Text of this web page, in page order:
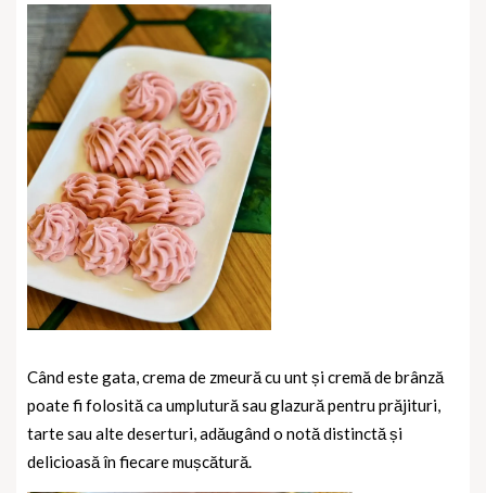
Când este gata, crema de zmeură cu unt și cremă de brânză
poate fi folosită ca umplutură sau glazură pentru prăjituri,
tarte sau alte deserturi, adăugând o notă distinctă și
delicioasă în fiecare mușcătură.